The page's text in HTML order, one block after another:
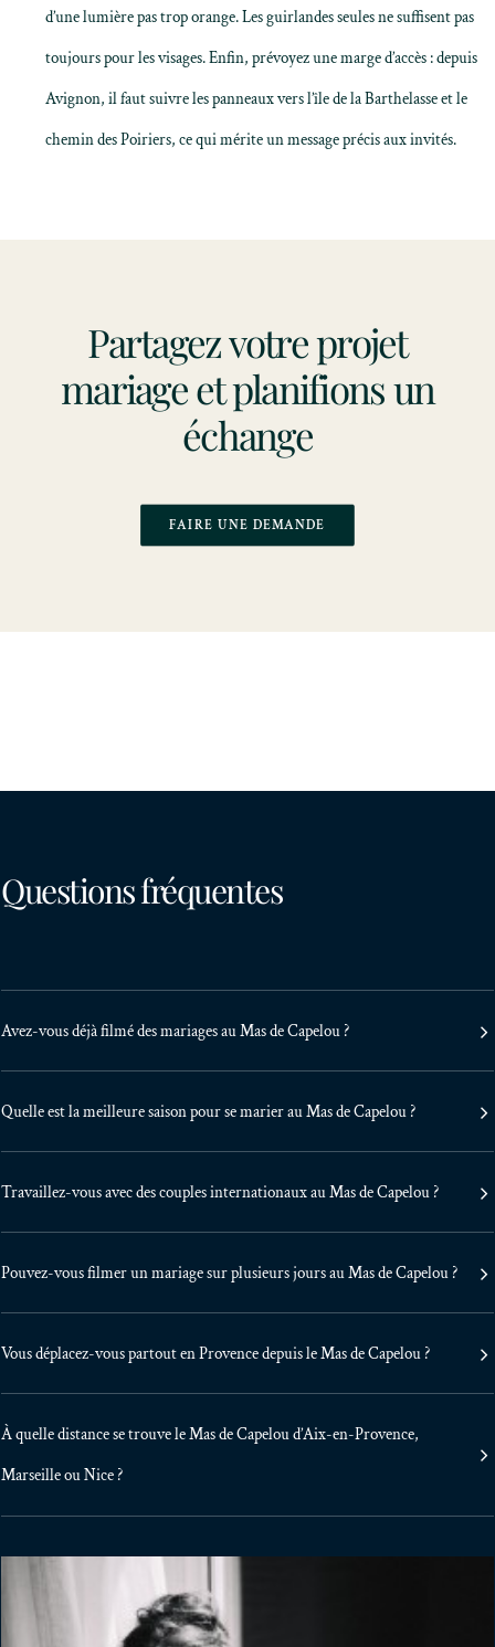
d’une lumière pas trop orange. Les guirlandes seules ne suffisent pas
toujours pour les visages. Enfin, prévoyez une marge d’accès : depuis
Avignon, il faut suivre les panneaux vers l’île de la Barthelasse et le
chemin des Poiriers, ce qui mérite un message précis aux invités.
Partagez votre projet
mariage et planifions un
échange
FAIRE UNE DEMANDE
Questions fréquentes
Avez-vous déjà filmé des mariages au Mas de Capelou ?
Quelle est la meilleure saison pour se marier au Mas de Capelou ?
Travaillez-vous avec des couples internationaux au Mas de Capelou ?
Pouvez-vous filmer un mariage sur plusieurs jours au Mas de Capelou ?
Vous déplacez-vous partout en Provence depuis le Mas de Capelou ?
À quelle distance se trouve le Mas de Capelou d’Aix-en-Provence,
Marseille ou Nice ?